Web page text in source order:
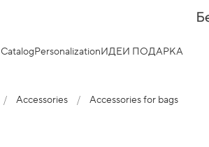
CatalogPersonalizationИДЕИ ПОДАРКА
Accessories Accessories for bags